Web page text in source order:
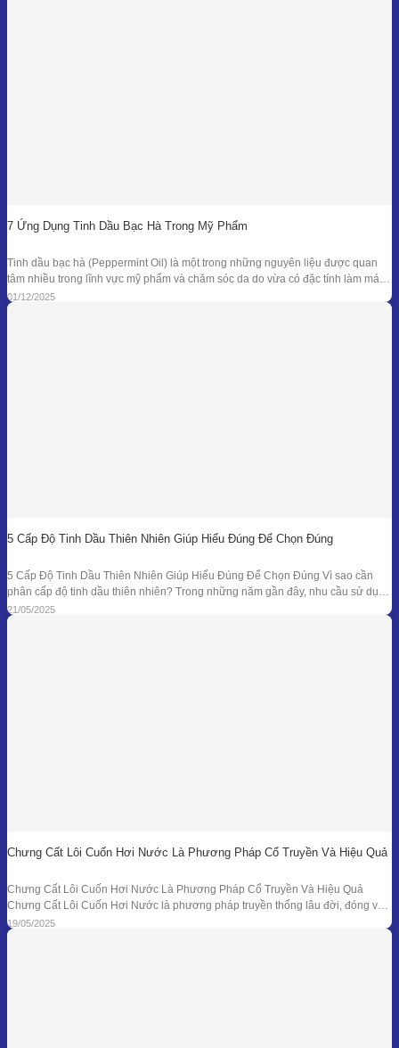
7 Ứng Dụng Tinh Dầu Bạc Hà Trong Mỹ Phẩm
Tinh dầu bạc hà (Peppermint Oil) là một trong những nguyên liệu được quan
tâm nhiều trong lĩnh vực mỹ phẩm và chăm sóc da do vừa có đặc tính làm mát
đặc trưng, vừa sở hữu phổ kháng khuẩn và khử mùi tự nhiên đã được ghi nhận
trong nhiều nghiên cứu. Giá trị
01/12/2025
5 Cấp Độ Tinh Dầu Thiên Nhiên Giúp Hiểu Đúng Để Chọn Đúng
5 Cấp Độ Tinh Dầu Thiên Nhiên Giúp Hiểu Đúng Để Chọn Đúng Vì sao cần
phân cấp độ tinh dầu thiên nhiên? Trong những năm gần đây, nhu cầu sử dụng
tinh dầu thiên nhiên ngày càng gia tăng trong các lĩnh vực như chăm sóc sức
khỏe, mỹ phẩm, liệu pháp hương thơm,
21/05/2025
Chưng Cất Lôi Cuốn Hơi Nước Là Phương Pháp Cổ Truyền Và Hiệu Quả
Chưng Cất Lôi Cuốn Hơi Nước Là Phương Pháp Cổ Truyền Và Hiệu Quả
Chưng Cất Lôi Cuốn Hơi Nước là phương pháp truyền thống lâu đời, đóng vai
trò nền tảng trong ngành chiết xuất tinh dầu thiên nhiên. Từ những nồi đồng thủ
công ở các làng nghề cho đến hệ thống chưng
19/05/2025